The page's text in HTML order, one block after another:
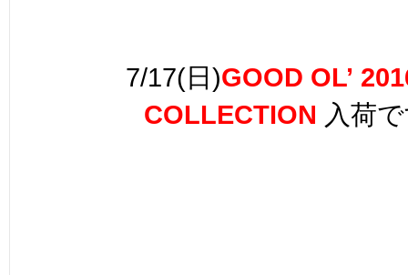
7/17(日)GOOD OL’
COLLECTION 入荷